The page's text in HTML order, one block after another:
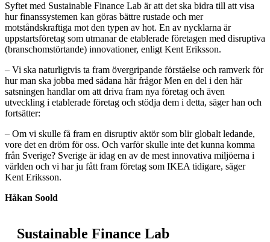
Syftet med Sustainable Finance Lab är att det ska bidra till att visa
hur finanssystemen kan göras bättre rustade och mer
motståndskraftiga mot den typen av hot. En av nycklarna är
uppstartsföretag som utmanar de etablerade företagen med disruptiva
(branschomstörtande) innovationer, enligt Kent Eriksson.
– Vi ska naturligtvis ta fram övergripande förståelse och ramverk för
hur man ska jobba med sådana här frågor Men en del i den här
satsningen handlar om att driva fram nya företag och även
utveckling i etablerade företag och stödja dem i detta, säger han och
fortsätter:
– Om vi skulle få fram en disruptiv aktör som blir globalt ledande,
vore det en dröm för oss. Och varför skulle inte det kunna komma
från Sverige? Sverige är idag en av de mest innovativa miljöerna i
världen och vi har ju fått fram företag som IKEA tidigare, säger
Kent Eriksson.
Håkan Soold
Sustainable Finance Lab